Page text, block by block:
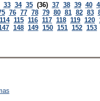
33 34 35 (36) 37 38 39 40
76 77 78 79 80 81 82 83
114 115 116 117 118 119 120
148 149 150 151 152 153